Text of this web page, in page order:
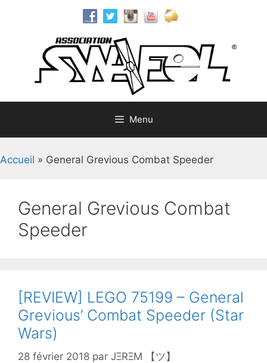
Menu
Accueil » General Grevious Combat Speeder
General Grevious Combat
Speeder
[REVIEW] LEGO 75199 – General
Grevious’ Combat Speeder (Star
Wars)
28 février 2018 par JΞRΞM 【ツ】